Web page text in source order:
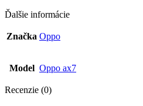
Ďalšie informácie
Značka Oppo
Model Oppo ax7
Recenzie (0)